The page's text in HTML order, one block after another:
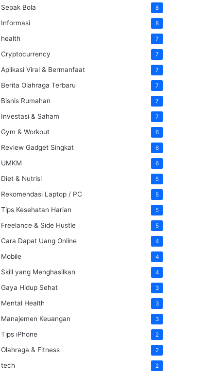
Sepak Bola 8
Informasi 8
health 7
Cryptocurrency 7
Aplikasi Viral & Bermanfaat 7
Berita Olahraga Terbaru 7
Bisnis Rumahan 7
Investasi & Saham 7
Gym & Workout 6
Review Gadget Singkat 6
UMKM 6
Diet & Nutrisi 5
Rekomendasi Laptop / PC 5
Tips Kesehatan Harian 5
Freelance & Side Hustle 5
Cara Dapat Uang Online 4
Mobile 4
Skill yang Menghasilkan 4
Gaya Hidup Sehat 3
Mental Health 3
Manajemen Keuangan 3
Tips iPhone 2
Olahraga & Fitness 2
tech 2